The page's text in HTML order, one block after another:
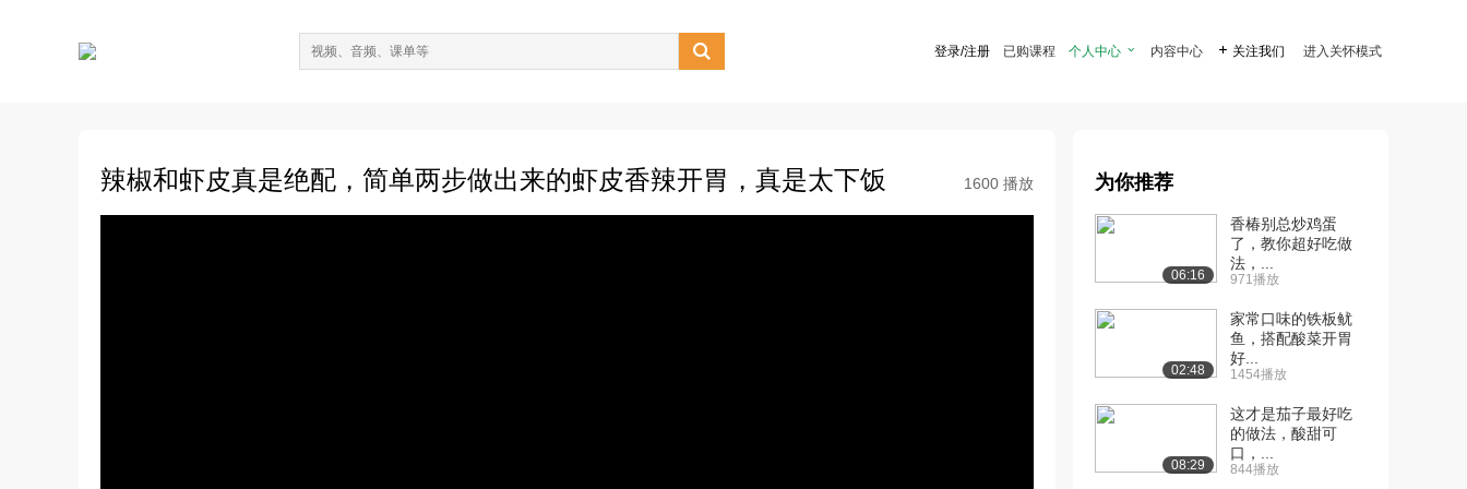
 登录/注册 已购课程 个人中心  内容中心  关注我们 进入关怀模式
辣椒和虾皮真是绝配，简单两步做出来的虾皮香辣开胃，真是太下饭 1600 播放 为你推荐
06:16
香椿别总炒鸡蛋
了，教你超好吃做
法，...
971播放
02:48
家常口味的铁板鱿
鱼，搭配酸菜开胃
好...
1454播放
08:29
这才是茄子最好吃
的做法，酸甜可
口，...
844播放